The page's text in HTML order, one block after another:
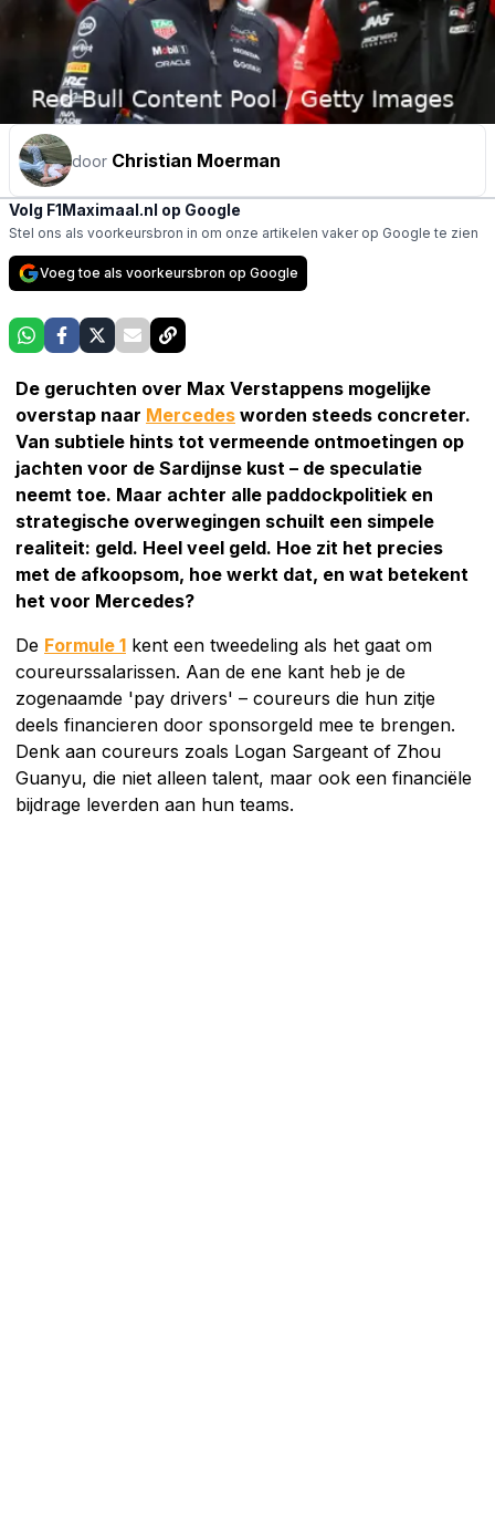
door Christian Moerman
Volg F1Maximaal.nl op Google
Stel ons als voorkeursbron in om onze artikelen vaker op Google te zien
Voeg toe als voorkeursbron op Google
De geruchten over Max Verstappens mogelijke
overstap naar Mercedes worden steeds concreter.
Van subtiele hints tot vermeende ontmoetingen op
jachten voor de Sardijnse kust – de speculatie
neemt toe. Maar achter alle paddockpolitiek en
strategische overwegingen schuilt een simpele
realiteit: geld. Heel veel geld. Hoe zit het precies
met de afkoopsom, hoe werkt dat, en wat betekent
het voor Mercedes?
De Formule 1 kent een tweedeling als het gaat om
coureurssalarissen. Aan de ene kant heb je de
zogenaamde 'pay drivers' – coureurs die hun zitje
deels financieren door sponsorgeld mee te brengen.
Denk aan coureurs zoals Logan Sargeant of Zhou
Guanyu, die niet alleen talent, maar ook een financiële
bijdrage leverden aan hun teams.